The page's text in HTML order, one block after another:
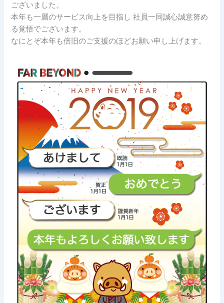
ございました。
本年も一層のサービス向上を目指し 社員一同誠心誠意努め
る覚悟でございます。
なにとぞ本年も倍旧のご支援のほどお願い申し上げます。